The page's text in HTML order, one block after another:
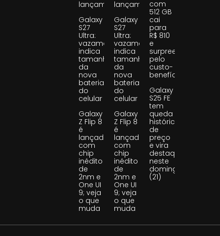
lançamento
Galaxy
S27
Ultra:
vazamento
indica
tamanho
da
nova
bateria
do
celular
Galaxy
Z Flip 8
é
lançado
com
chip
inédito
de
2nm e
One UI
9; veja
o que
muda
lançamento
Galaxy
S27
Ultra:
vazamento
indica
tamanho
da
nova
bateria
do
celular
Galaxy
Z Flip 8
é
lançado
com
chip
inédito
de
2nm e
One UI
9; veja
o que
muda
com
512 GB
cai
para
R$ 810
e
surpreende
pelo
custo-
benefício
Galaxy
S25 FE
tem
queda
histórica
de
preço
e vira
destaque
neste
domingo
(21)